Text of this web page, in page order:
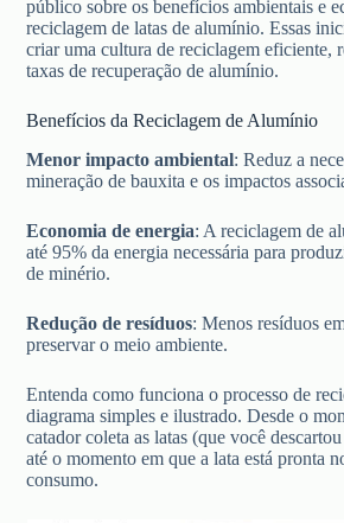
público sobre os benefícios ambientais e
reciclagem de latas de alumínio. Essas
criar uma cultura de reciclagem eficiente,
taxas de recuperação de alumínio.
Benefícios da Reciclagem de Alumínio
Menor impacto ambiental: Reduz a
mineração de bauxita e os impactos
Economia de energia: A reciclagem de
até 95% da energia necessária para
de minério.
Redução de resíduos: Menos resíduos
preservar o meio ambiente.
Entenda como funciona o processo de
diagrama simples e ilustrado. Desde o
catador coleta as latas (que você
até o momento em que a lata está pronta
consumo.